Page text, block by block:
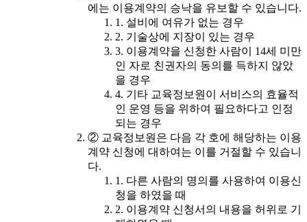
에는 이용계약의 승낙을 유보할 수 있습니다.
1. 설비에 여유가 없는 경우
2. 기술상에 지장이 있는 경우
3. 이용계약을 신청한 사람이 14세 미만
인 자로 친권자의 동의를 득하지 않았
을 경우
4. 기타 교육정보원이 서비스의 효율적
인 운영 등을 위하여 필요하다고 인정
되는 경우
② 교육정보원은 다음 각 호에 해당하는 이용
계약 신청에 대하여는 이를 거절할 수 있습니
다.
1. 다른 사람의 명의를 사용하여 이용신
청을 하였을 때
2. 이용계약 신청서의 내용을 허위로 기